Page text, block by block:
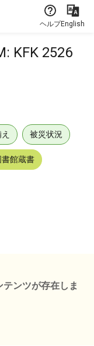
ヘルプEnglish
KFK 2526
被災状況
館蔵書
ンツが存在しま